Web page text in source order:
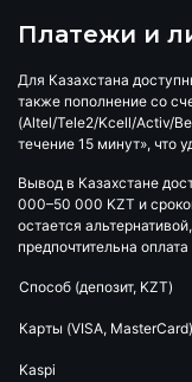
Платежи и
Для Казахстана
также пополнение со
(Altel/Tele2/Kcell/Activ/
течение 15 минут», что
Вывод в Казахстане
000–50 000 KZT и
остается
предпочтительна оплата
Способ (депозит, KZT)
Карты (VISA, MasterCard)
Kaspi